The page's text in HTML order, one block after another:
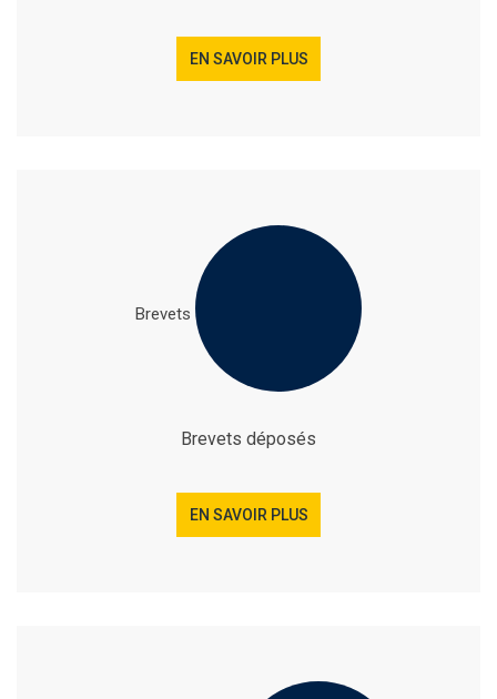
EN SAVOIR PLUS
Brevets
Brevets déposés
EN SAVOIR PLUS